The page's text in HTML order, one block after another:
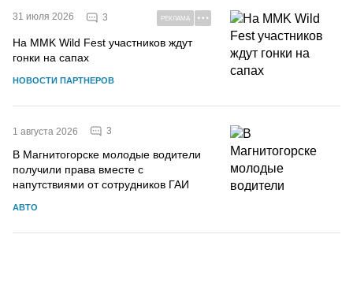
31 июля 2026 3 РЕКЛАМА
На MMK Wild Fest участников ждут
гонки на сапах
НОВОСТИ ПАРТНЕРОВ
1 августа 2026 3
В Магнитогорске молодые водители
получили права вместе с
напутствиями от сотрудников ГАИ
АВТО